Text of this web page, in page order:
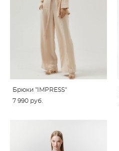
Брюки "IMPRESS"
7 990 pуб.